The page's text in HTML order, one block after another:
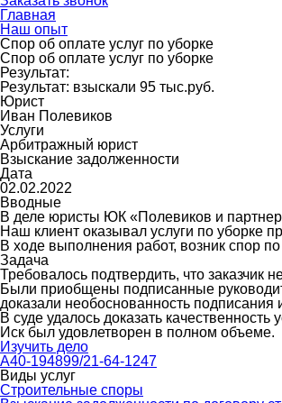
Главная
Наш опыт
Спор об оплате услуг по уборке
Спор об оплате услуг по уборке
Результат:
Результат: взыскали 95 тыс.руб.
Юрист
Иван Полевиков
Услуги
Арбитражный юрист
Взыскание задолженности
Дата
02.02.2022
Вводные
В деле юристы ЮК «Полевиков и
Наш клиент оказывал услуги по уборке
В ходе выполнения работ, возник спор по
Задача
Требовалось подтвердить, что заказчик
Были приобщены подписанные
доказали необоснованность подписания
В суде удалось доказать
Иск был удовлетворен в полном объеме.
Изучить дело
А40-194899/21-64-1247
Виды услуг
Строительные споры